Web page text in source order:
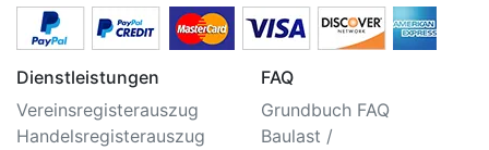
Dienstleistungen
Vereinsregisterauszug
Handelsregisterauszug
FAQ
Grundbuch FAQ
Baulast /